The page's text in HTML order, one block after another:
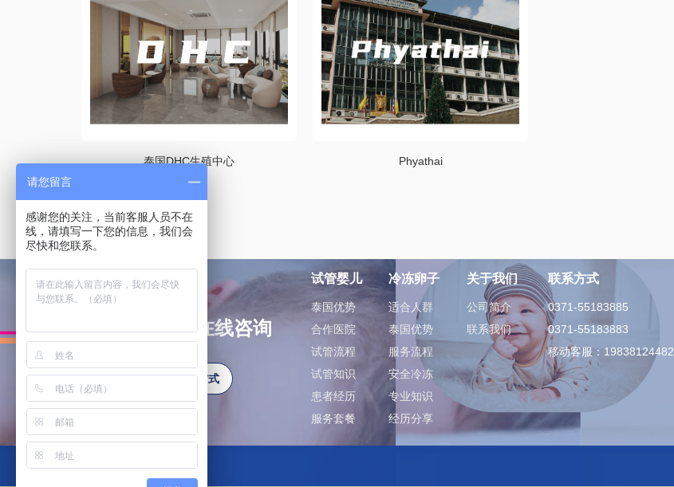
泰国DHC生殖中心 Phyathai
如有问题可在线咨询
更多联系方式
试管婴儿
泰国优势
合作医院
试管流程
试管知识
患者经历
服务套餐
冷冻卵子
适合人群
泰国优势
服务流程
安全冷冻
专业知识
经历分享
关于我们
公司简介
联系我们
联系方式
0371-55183885
0371-55183883
移动客服：19838124482
请您留言
感谢您的关注，当前客服人员不在
线，请填写一下您的信息，我们会
尽快和您联系。